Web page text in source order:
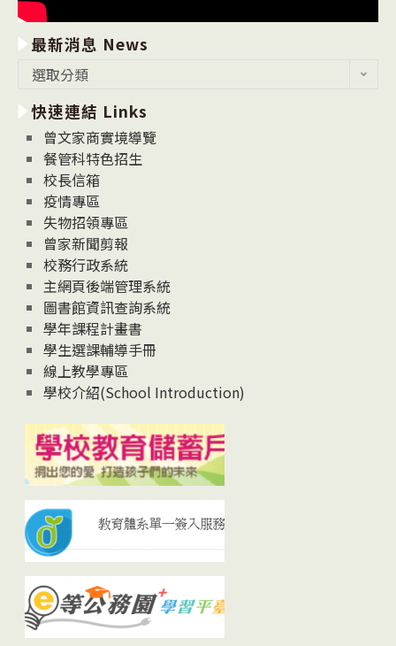
最新消息 News
消
息
News
選取分類
快速連結 Links
曾文家商實境導覽
餐管科特色招生
校長信箱
疫情專區
失物招領專區
曾家新聞剪報
校務行政系統
主網頁後端管理系統
圖書館資訊查詢系統
學年課程計畫書
學生選課輔導手冊
線上教學專區
學校介紹(School Introduction)